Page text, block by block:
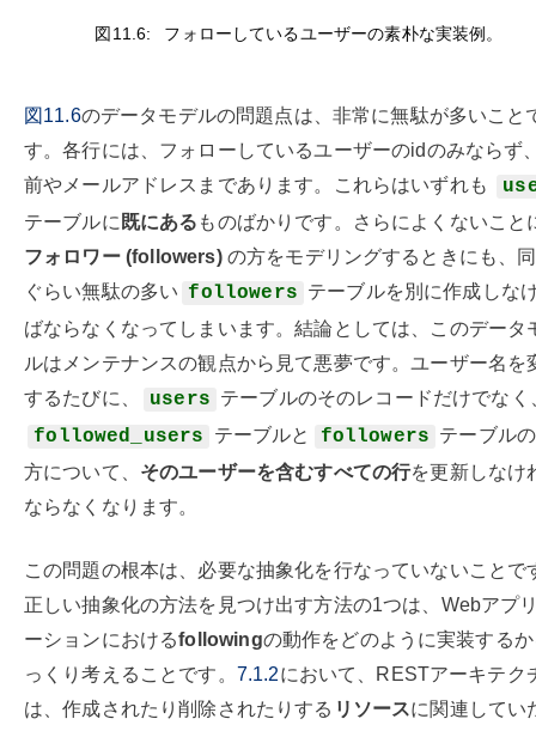
図11.6: フォローしているユーザーの素朴な実装例。
図11.6のデータモデルの問題点は、非常に無駄が多いこと
す。各行には、フォローしているユーザーのidのみならず
前やメールアドレスまであります。これらはいずれも
テーブルに 既にある ものばかりです。さらによくないこと
フォロワー (followers) の方をモデリングするときにも、
ぐらい無駄の多い followers テーブルを別に作成しな
ばならなくなってしまいます。結論としては、このデータ
ルはメンテナンスの観点から見て悪夢です。ユーザー名を
するたびに、
users テーブルのそのレコードだけでなく
followed_users テーブルと followers テーブル
方について、 そのユーザーを含むすべての行を更新しなけ
ならなくなります。
この問題の根本は、必要な抽象化を行なっていないことで
正しい抽象化の方法を見つけ出す方法の1つは、Webアプ
ーションにおけるfollowingの動作をどのように実装する
っくり考えることです。 7.1.2において、RESTアーキテク
は、作成されたり削除されたりする リソースに関連してい